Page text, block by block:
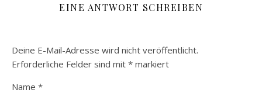
EINE ANTWORT SCHREIBEN
Deine E-Mail-Adresse wird nicht veröffentlicht.
Erforderliche Felder sind mit * markiert
Name *